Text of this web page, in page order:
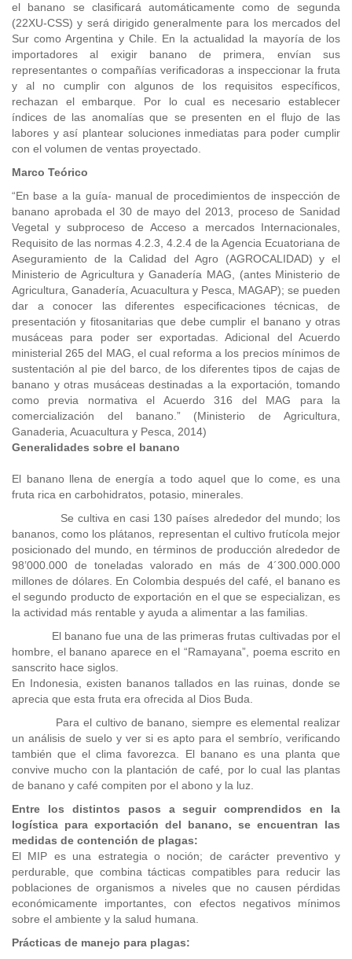
el banano se clasificará automáticamente como de segunda
(22XU-CSS) y será dirigido generalmente para los mercados del
Sur como Argentina y Chile. En la actualidad la mayoría de los
importadores al exigir banano de primera, envían sus
representantes o compañías verificadoras a inspeccionar la fruta
y al no cumplir con algunos de los requisitos específicos,
rechazan el embarque. Por lo cual es necesario establecer
índices de las anomalías que se presenten en el flujo de las
labores y así plantear soluciones inmediatas para poder cumplir
con el volumen de ventas proyectado.
Marco Teórico
“En base a la guía- manual de procedimientos de inspección de
banano aprobada el 30 de mayo del 2013, proceso de Sanidad
Vegetal y subproceso de Acceso a mercados Internacionales,
Requisito de las normas 4.2.3, 4.2.4 de la Agencia Ecuatoriana de
Aseguramiento de la Calidad del Agro (AGROCALIDAD) y el
Ministerio de Agricultura y Ganadería MAG, (antes Ministerio de
Agricultura, Ganadería, Acuacultura y Pesca, MAGAP); se pueden
dar a conocer las diferentes especificaciones técnicas, de
presentación y fitosanitarias que debe cumplir el banano y otras
musáceas para poder ser exportadas. Adicional del Acuerdo
ministerial 265 del MAG, el cual reforma a los precios mínimos de
sustentación al pie del barco, de los diferentes tipos de cajas de
banano y otras musáceas destinadas a la exportación, tomando
como previa normativa el Acuerdo 316 del MAG para la
comercialización del banano.” (Ministerio de Agricultura,
Ganaderia, Acuacultura y Pesca, 2014)
Generalidades sobre el banano
El banano llena de energía a todo aquel que lo come, es una
fruta rica en carbohidratos, potasio, minerales.
Se cultiva en casi 130 países alrededor del mundo; los
bananos, como los plátanos, representan el cultivo frutícola mejor
posicionado del mundo, en términos de producción alrededor de
98’000.000 de toneladas valorado en más de 4´300.000.000
millones de dólares. En Colombia después del café, el banano es
el segundo producto de exportación en el que se especializan, es
la actividad más rentable y ayuda a alimentar a las familias.
El banano fue una de las primeras frutas cultivadas por el
hombre, el banano aparece en el “Ramayana”, poema escrito en
sanscrito hace siglos.
En Indonesia, existen bananos tallados en las ruinas, donde se
aprecia que esta fruta era ofrecida al Dios Buda.
Para el cultivo de banano, siempre es elemental realizar
un análisis de suelo y ver si es apto para el sembrío, verificando
también que el clima favorezca. El banano es una planta que
convive mucho con la plantación de café, por lo cual las plantas
de banano y café compiten por el abono y la luz.
Entre los distintos pasos a seguir comprendidos en la
logística para exportación del banano, se encuentran las
medidas de contención de plagas:
El MIP es una estrategia o noción; de carácter preventivo y
perdurable, que combina tácticas compatibles para reducir las
poblaciones de organismos a niveles que no causen pérdidas
económicamente importantes, con efectos negativos mínimos
sobre el ambiente y la salud humana.
Prácticas de manejo para plagas: